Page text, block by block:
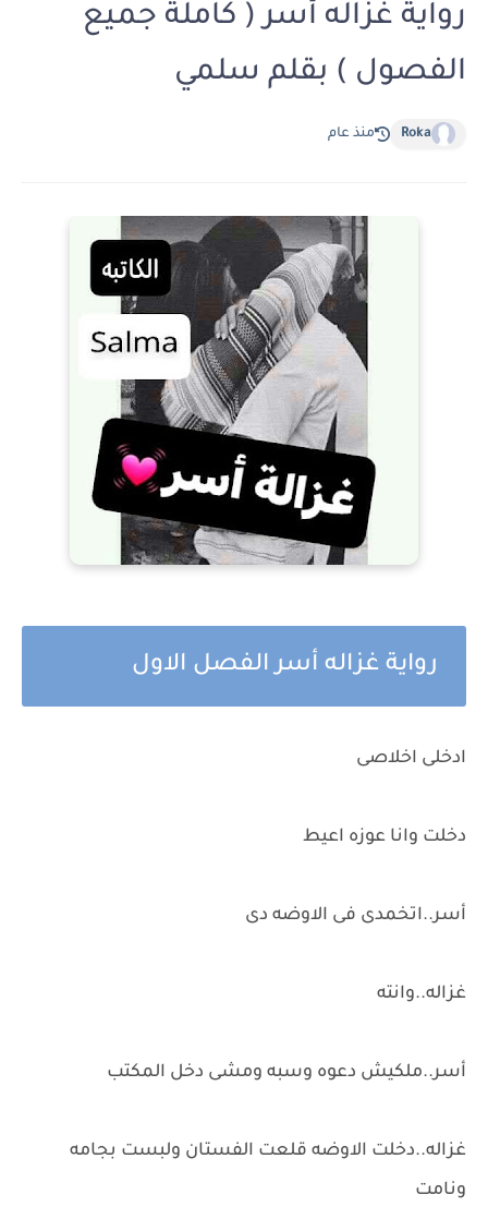
رواية غزاله أسر ( كاملة جميع
الفصول ) بقلم سلمي
Roka منذ عام
رواية غزاله أسر الفصل الاول
ادخلى اخلاصى
دخلت وانا عوزه اعيط
أسر..اتخمدى فى الاوضه دى
غزاله..وانته
أسر..ملكيش دعوه وسبه ومشى دخل المكتب
غزاله..دخلت الاوضه قلعت الفستان ولبست بجامه
ونامت